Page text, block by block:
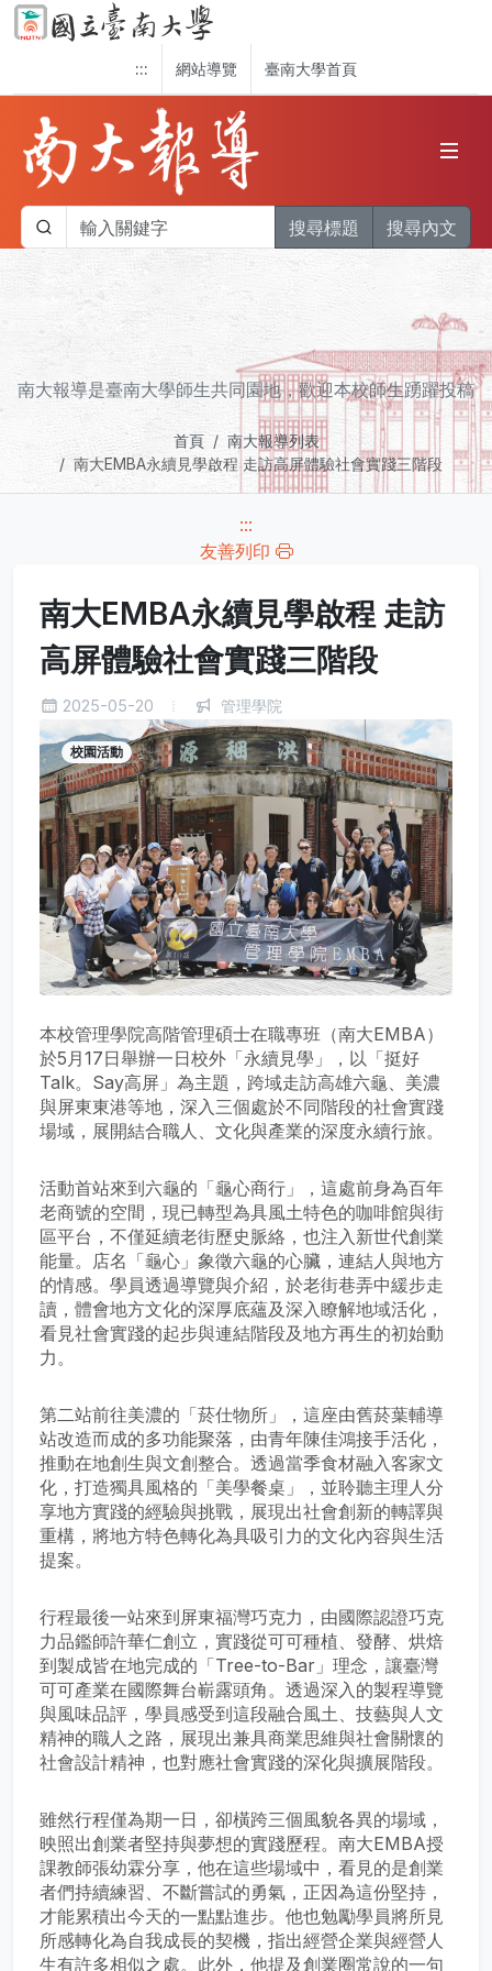
::: 網站導覽 臺南大學首頁
搜尋標題 搜尋內文
南大報導是臺南大學師生共同園地，歡迎本校師生踴躍投稿
首頁
南大報導列表
南大EMBA永續見學啟程 走訪高屏體驗社會實踐三階段
:::
友善列印
南大EMBA永續見學啟程 走訪
高屏體驗社會實踐三階段
2025-05-20 管理學院
校園活動
本校管理學院高階管理碩士在職專班（南大EMBA）
於5月17日舉辦一日校外「永續見學」，以「挺好
Talk。Say高屏」為主題，跨域走訪高雄六龜、美濃
與屏東東港等地，深入三個處於不同階段的社會實踐
場域，展開結合職人、文化與產業的深度永續行旅。
活動首站來到六龜的「龜心商行」，這處前身為百年
老商號的空間，現已轉型為具風土特色的咖啡館與街
區平台，不僅延續老街歷史脈絡，也注入新世代創業
能量。店名「龜心」象徵六龜的心臟，連結人與地方
的情感。學員透過導覽與介紹，於老街巷弄中緩步走
讀，體會地方文化的深厚底蘊及深入瞭解地域活化，
看見社會實踐的起步與連結階段及地方再生的初始動
力。
第二站前往美濃的「菸仕物所」，這座由舊菸葉輔導
站改造而成的多功能聚落，由青年陳佳鴻接手活化，
推動在地創生與文創整合。透過當季食材融入客家文
化，打造獨具風格的「美學餐桌」，並聆聽主理人分
享地方實踐的經驗與挑戰，展現出社會創新的轉譯與
重構，將地方特色轉化為具吸引力的文化內容與生活
提案。
行程最後一站來到屏東福灣巧克力，由國際認證巧克
力品鑑師許華仁創立，實踐從可可種植、發酵、烘焙
到製成皆在地完成的「Tree-to-Bar」理念，讓臺灣
可可產業在國際舞台嶄露頭角。透過深入的製程導覽
與風味品評，學員感受到這段融合風土、技藝與人文
精神的職人之路，展現出兼具商業思維與社會關懷的
社會設計精神，也對應社會實踐的深化與擴展階段。
雖然行程僅為期一日，卻橫跨三個風貌各異的場域，
映照出創業者堅持與夢想的實踐歷程。南大EMBA授
課教師張幼霖分享，他在這些場域中，看見的是創業
者們持續練習、不斷嘗試的勇氣，正因為這份堅持，
才能累積出今天的一點點進步。他也勉勵學員將所見
所感轉化為自我成長的契機，指出經營企業與經營人
生有許多相似之處。此外，他提及創業圈常說的一句